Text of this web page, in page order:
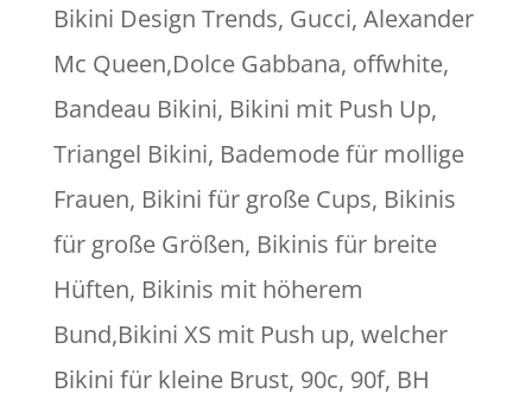
Bikini Design Trends, Gucci, Alexander
Mc Queen,Dolce Gabbana, offwhite,
Bandeau Bikini, Bikini mit Push Up,
Triangel Bikini, Bademode für mollige
Frauen, Bikini für große Cups, Bikinis
für große Größen, Bikinis für breite
Hüften, Bikinis mit höherem
Bund,Bikini XS mit Push up, welcher
Bikini für kleine Brust, 90c, 90f, BH